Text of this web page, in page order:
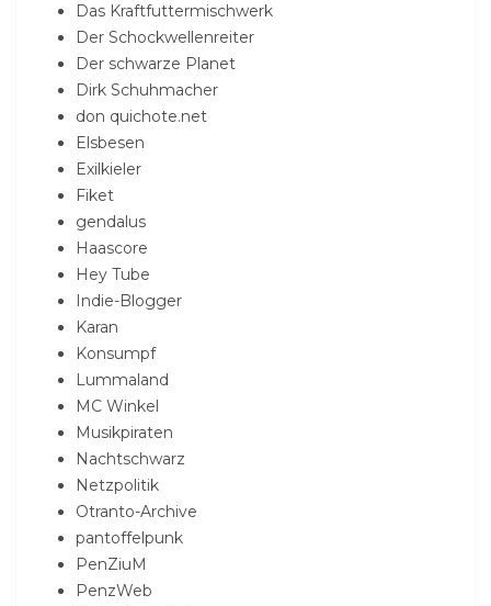
Das Kraftfuttermischwerk
Der Schockwellenreiter
Der schwarze Planet
Dirk Schuhmacher
don quichote.net
Elsbesen
Exilkieler
Fiket
gendalus
Haascore
Hey Tube
Indie-Blogger
Karan
Konsumpf
Lummaland
MC Winkel
Musikpiraten
Nachtschwarz
Netzpolitik
Otranto-Archive
pantoffelpunk
PenZiuM
PenzWeb